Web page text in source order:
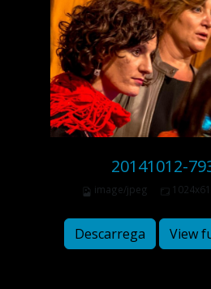
20141012-
image/jpeg
Descarrega View